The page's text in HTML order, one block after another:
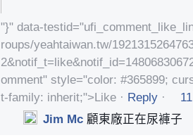
"}" data-
roups/yeahtaiwan.tw/
omment" style="color: #365899;
t-family: inherit;">Like · Reply · 11
Jim Mc 顧東廠正在尿褲子